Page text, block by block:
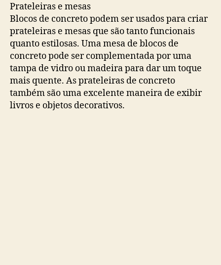
Prateleiras e mesas
Blocos de concreto podem ser usados ​​para criar
prateleiras e mesas que são tanto funcionais
quanto estilosas. Uma mesa de blocos de
concreto pode ser complementada por uma
tampa de vidro ou madeira para dar um toque
mais quente. As prateleiras de concreto
também são uma excelente maneira de exibir
livros e objetos decorativos.